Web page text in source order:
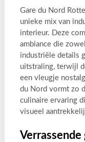
Gare du Nord
unieke mix van
interieur. Deze
ambiance die
industriële details
uitstraling, terwijl
een vleugje
du Nord vormt zo
culinaire ervaring
visueel